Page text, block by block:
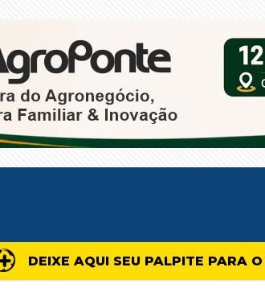
DEIXE AQUI SEU PALPITE PARA